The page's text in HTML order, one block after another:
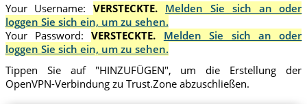
Your Username:VERSTECKTE. Melden Sie sich an oder
loggen Sie sich ein, um zu sehen.
Your Password:VERSTECKTE. Melden Sie sich an oder
loggen Sie sich ein, um zu sehen.
Tippen Sie auf "HINZUFÜGEN", um die Erstellung der
OpenVPN-Verbindung zu Trust.Zone abzuschließen.